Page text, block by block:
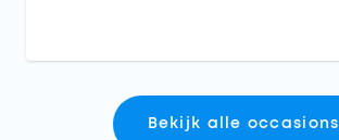
Bekijk alle occasions